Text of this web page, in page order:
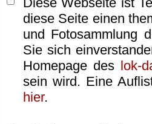
diese Seite einen
und Fotosammlung
Sie sich
Homepage des lok-
sein wird. Eine
hier.